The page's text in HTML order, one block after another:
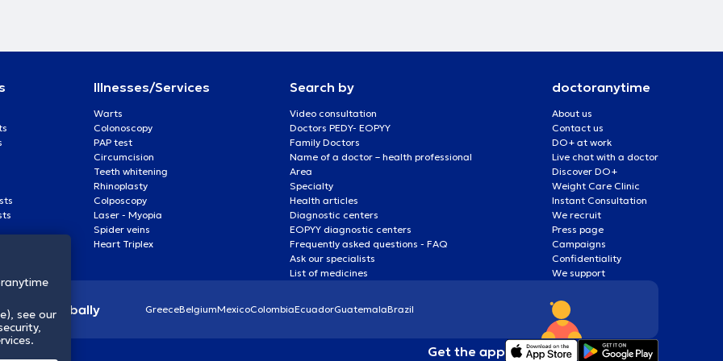
του
επιλογήν
Αθηνών.
πλήρεις
οι 24
10 index 20)
εκ των
να
T2
Istanbul,
-
τον
της
Illnesses/Services
Warts
Colonoscopy
PAP test
Circumcision
Teeth whitening
Rhinoplasty
Colposcopy
Laser - Myopia
Spider veins
Heart Triplex
Search by
Video consultation
Doctors PEDY- EOPYY
Family Doctors
Name of a doctor – health professional
Area
Specialty
Health articles
Diagnostic centers
EOPYY diagnostic centers
Frequently asked questions - FAQ
Ask our specialists
List of medicines
doctoranytime
About us
Contact us
DO+ at work
Live chat with a doctor
Discover DO+
Weight Care Clinic
Instant Consultation
We recruit
Press page
Campaigns
Confidentiality
We support
globally GreeceBelgiumMexicoColombiaEcuadorGuatemalaBrazil
Get the app
see our